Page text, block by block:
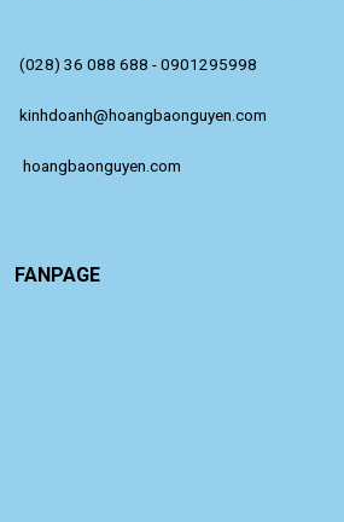
(028) 36 088 688 - 0901295998
kinhdoanh@hoangbaonguyen.com
hoangbaonguyen.com
FANPAGE